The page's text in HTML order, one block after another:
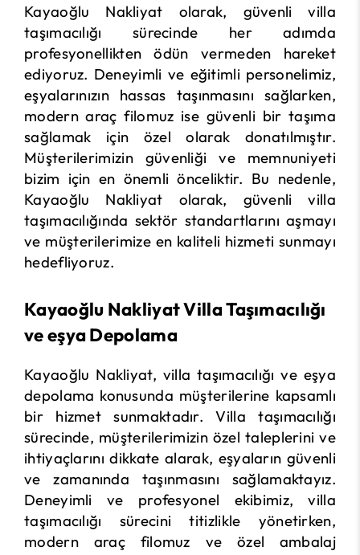
Kayaoğlu Nakliyat olarak, güvenli villa
taşımacılığı sürecinde her adımda
profesyonellikten ödün vermeden hareket
ediyoruz. Deneyimli ve eğitimli personelimiz,
eşyalarınızın hassas taşınmasını sağlarken,
modern araç filomuz ise güvenli bir taşıma
sağlamak için özel olarak donatılmıştır.
Müşterilerimizin güvenliği ve memnuniyeti
bizim için en önemli önceliktir. Bu nedenle,
Kayaoğlu Nakliyat olarak, güvenli villa
taşımacılığında sektör standartlarını aşmayı
ve müşterilerimize en kaliteli hizmeti sunmayı
hedefliyoruz.
Kayaoğlu Nakliyat Villa Taşımacılığı
ve eşya Depolama
Kayaoğlu Nakliyat, villa taşımacılığı ve eşya
depolama konusunda müşterilerine kapsamlı
bir hizmet sunmaktadır. Villa taşımacılığı
sürecinde, müşterilerimizin özel taleplerini ve
ihtiyaçlarını dikkate alarak, eşyaların güvenli
ve zamanında taşınmasını sağlamaktayız.
Deneyimli ve profesyonel ekibimiz, villa
taşımacılığı sürecini titizlikle yönetirken,
modern araç filomuz ve özel ambalaj